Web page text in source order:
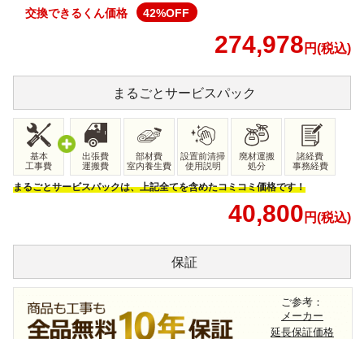
交換できるくん価格
42%OFF
274,978 円(税込)
まるごとサービスパック
基本
工事費
出張費
運搬費
部材費
室内養生費
設置前清掃
使用説明
廃材運搬
処分
諸経費
事務経費
まるごとサービスパックは、上記全てを含めたコミコミ価格です！
40,800 円(税込)
保証
ご参考：
メーカー
延長保証価格